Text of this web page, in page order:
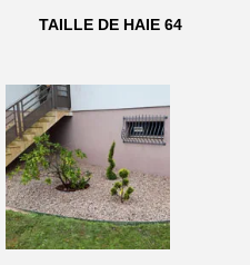
TAILLE DE HAIE 64